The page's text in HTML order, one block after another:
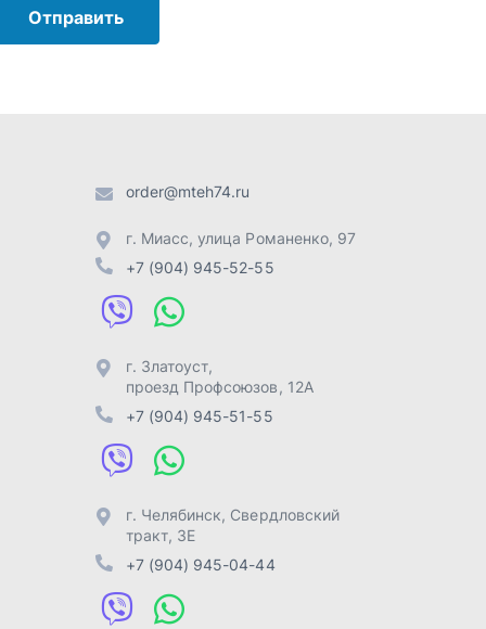
г. Челябинск,Свердловский
тракт, 3Е
Отправить заявку
Разработка -